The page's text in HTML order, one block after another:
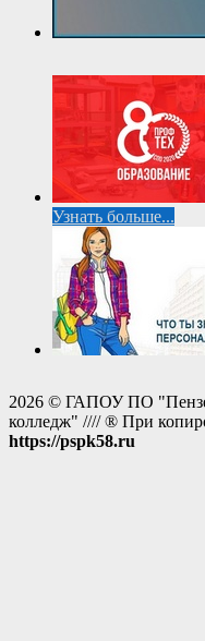
Узнать больше...
2026 © ГАПОУ ПО
колледж" //// ® При
https://pspk58.ru